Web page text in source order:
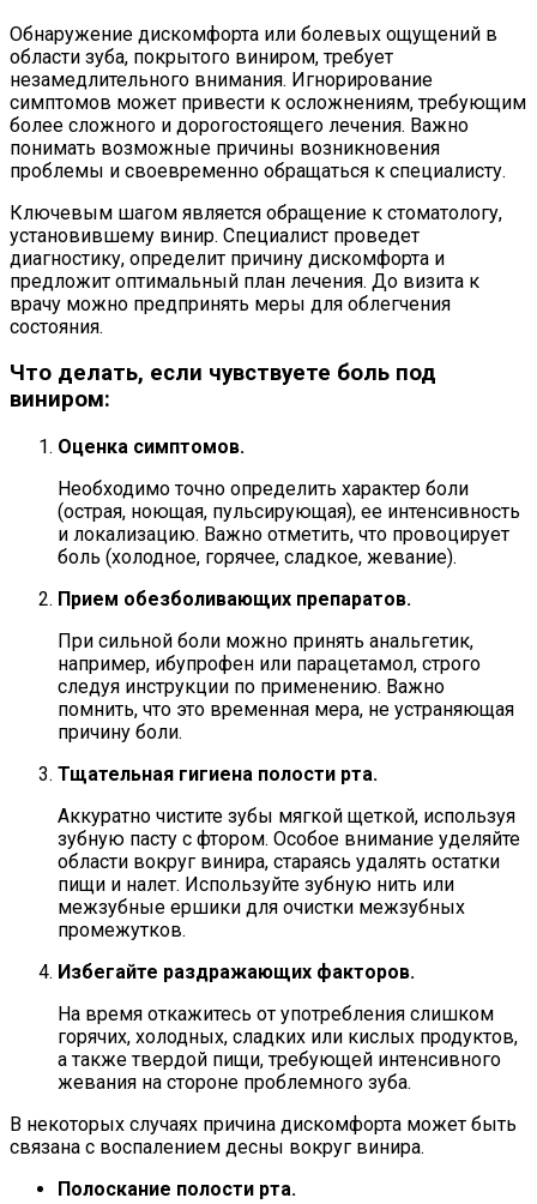
Обнаружение дискомфорта или болевых ощущений в
области зуба, покрытого виниром, требует
незамедлительного внимания. Игнорирование
симптомов может привести к осложнениям, требующим
более сложного и дорогостоящего лечения. Важно
понимать возможные причины возникновения
проблемы и своевременно обращаться к специалисту.
Ключевым шагом является обращение к стоматологу,
установившему винир. Специалист проведет
диагностику, определит причину дискомфорта и
предложит оптимальный план лечения. До визита к
врачу можно предпринять меры для облегчения
состояния.
Что делать, если чувствуете боль под
виниром:
Оценка симптомов.
Необходимо точно определить характер боли
(острая, ноющая, пульсирующая), ее интенсивность
и локализацию. Важно отметить, что провоцирует
боль (холодное, горячее, сладкое, жевание).
Прием обезболивающих препаратов.
При сильной боли можно принять анальгетик,
например, ибупрофен или парацетамол, строго
следуя инструкции по применению. Важно
помнить, что это временная мера, не устраняющая
причину боли.
Тщательная гигиена полости рта.
Аккуратно чистите зубы мягкой щеткой, используя
зубную пасту с фтором. Особое внимание уделяйте
области вокруг винира, стараясь удалять остатки
пищи и налет. Используйте зубную нить или
межзубные ершики для очистки межзубных
промежутков.
Избегайте раздражающих факторов.
На время откажитесь от употребления слишком
горячих, холодных, сладких или кислых продуктов,
а также твердой пищи, требующей интенсивного
жевания на стороне проблемного зуба.
В некоторых случаях причина дискомфорта может быть
связана с воспалением десны вокруг винира.
Полоскание полости рта.